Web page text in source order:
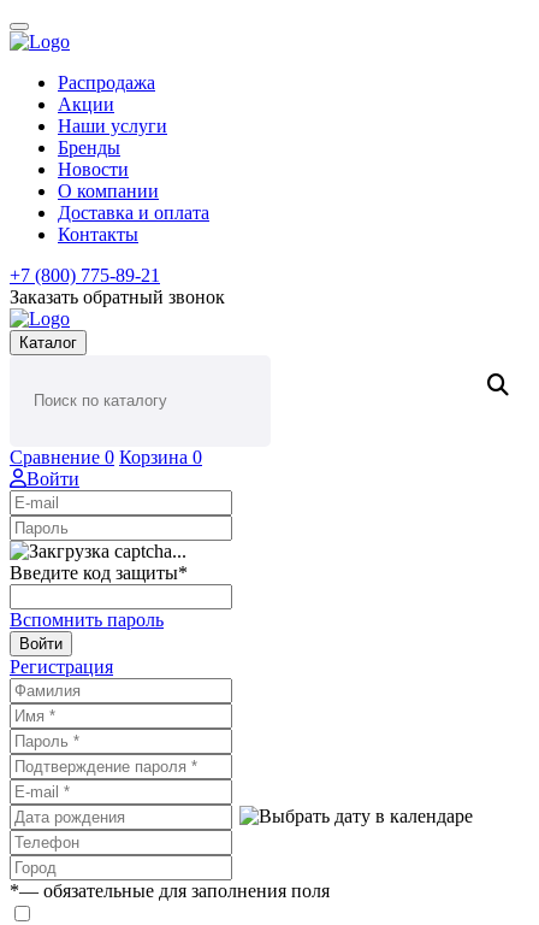
Распродажа
Акции
Наши услуги
Бренды
Новости
О компании
Доставка и оплата
Контакты
+7 (800) 775-89-21
Заказать обратный звонок
Каталог
Сравнение 0 Корзина 0
Войти
Введите код защиты*
Вспомнить пароль
Войти
Регистрация
*— обязательные для заполнения поля